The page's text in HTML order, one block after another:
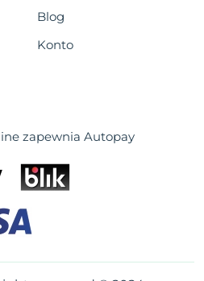
Blog
Konto
zapewnia Autopay